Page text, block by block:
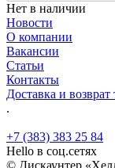
Нет в наличии
Новости
О компании
Вакансии
Статьи
Контакты
Доставка и возврат
.
+7 (383) 383 25 84
Hello в соц.сетях
© Дискаунтер